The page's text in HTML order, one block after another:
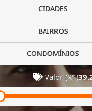
CIDADES
BAIRROS
CONDOMÍNIOS
Valor (R$)